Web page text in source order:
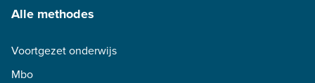
Alle methodes
Voortgezet onderwijs
Mbo